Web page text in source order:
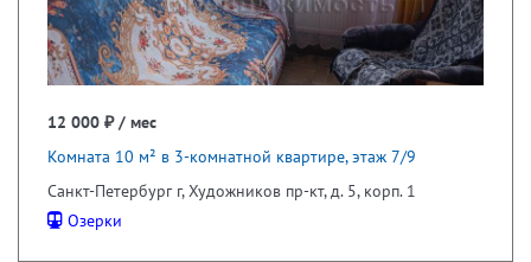
12 000 ₽ / мес
Комната 10 м² в 3-комнатной квартире, этаж 7/9
Санкт-Петербург г, Художников пр-кт, д. 5, корп. 1
Озерки